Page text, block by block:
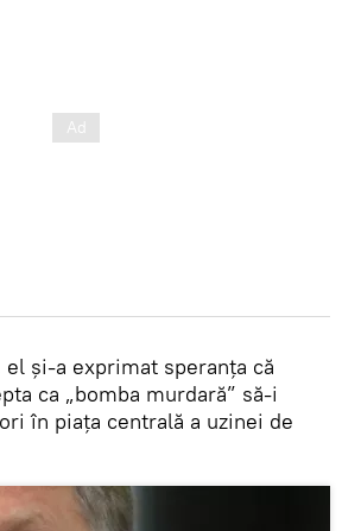
și-a exprimat speranța că
ca „bomba murdară” să-i
în piața centrală a uzinei de